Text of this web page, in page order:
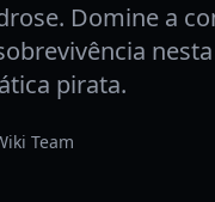
Domine a
pirata.
Team